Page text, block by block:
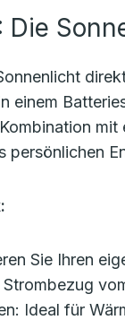
Die
einem
persönlichen
Sie Ihren
Ideal für